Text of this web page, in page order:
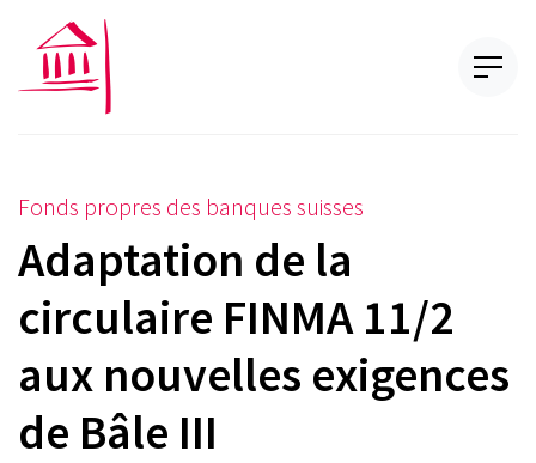
Fonds propres des banques suisses
Adaptation de la
circulaire FINMA 11/2
aux nouvelles exigences
de Bâle III